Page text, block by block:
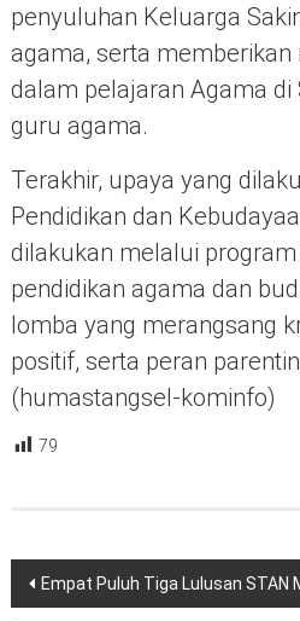
penyuluhan Keluarga
agama, serta memberikan
dalam pelajaran Agama
guru agama.
Terakhir, upaya yang
Pendidikan dan
dilakukan melalui
pendidikan agama dan
lomba yang merangsang
positif, serta peran
(humastangsel-kominfo)
79
Navigasi
pos
Empat Puluh Tiga Lulusan STAN